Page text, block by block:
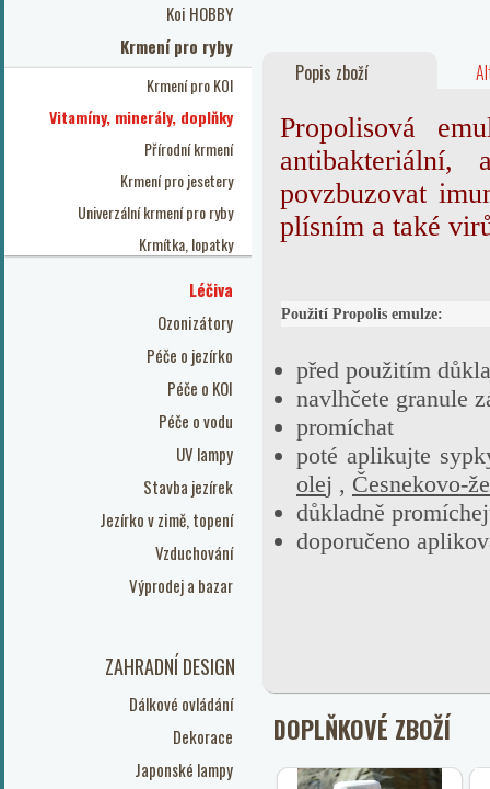
Koi HOBBY
Krmení pro ryby
Krmení pro KOI
Vitamíny, minerály, doplňky
Přírodní krmení
Krmení pro jesetery
Univerzální krmení pro ryby
Krmítka, lopatky
Léčiva
Ozonizátory
Péče o jezírko
Péče o KOI
Péče o vodu
UV lampy
Stavba jezírek
Jezírko v zimě, topení
Vzduchování
Výprodej a bazar
ZAHRADNÍ DESIGN
Dálkové ovládání
Dekorace
Japonské lampy
Popis zboží
Propolisová
antibakteriální,
povzbuzovat
plísním a také
Použití Propolis emulze:
před použitím
navlhčete granule
promíchat
poté aplikujte
olej , Česnekovo-
důkladně
doporučeno
DOPLŇKOVÉ ZBOŽÍ